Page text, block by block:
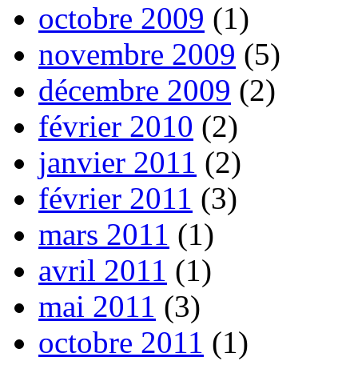
octobre 2009 (1)
novembre 2009 (5)
décembre 2009 (2)
février 2010 (2)
janvier 2011 (2)
février 2011 (3)
mars 2011 (1)
avril 2011 (1)
mai 2011 (3)
octobre 2011 (1)